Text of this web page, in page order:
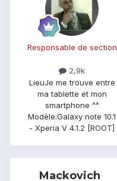
Responsable de section
2,9k
LieuJe me trouve entre
ma tablette et mon
smartphone ^^
Modèle:Galaxy note 10.1
- Xperia V 4.1.2 [ROOT]
Mackovich